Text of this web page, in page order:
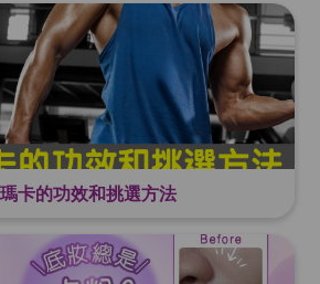
卡的功效和挑選方法